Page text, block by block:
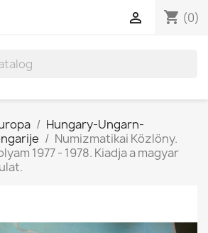
shopping_cart (0)

Hungary-Ungarn-
Numizmatikai Közlöny.
1977 - 1978. Kiadja a magyar